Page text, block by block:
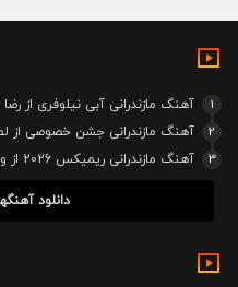
1
آهنگ مازندرانی آبی نیلوفری از رضا
2
آهنگ مازندرانی جشن خصوصی از
3
آهنگ مازندرانی ریمیکس 2026 از وحید ولی زاده
دانلود